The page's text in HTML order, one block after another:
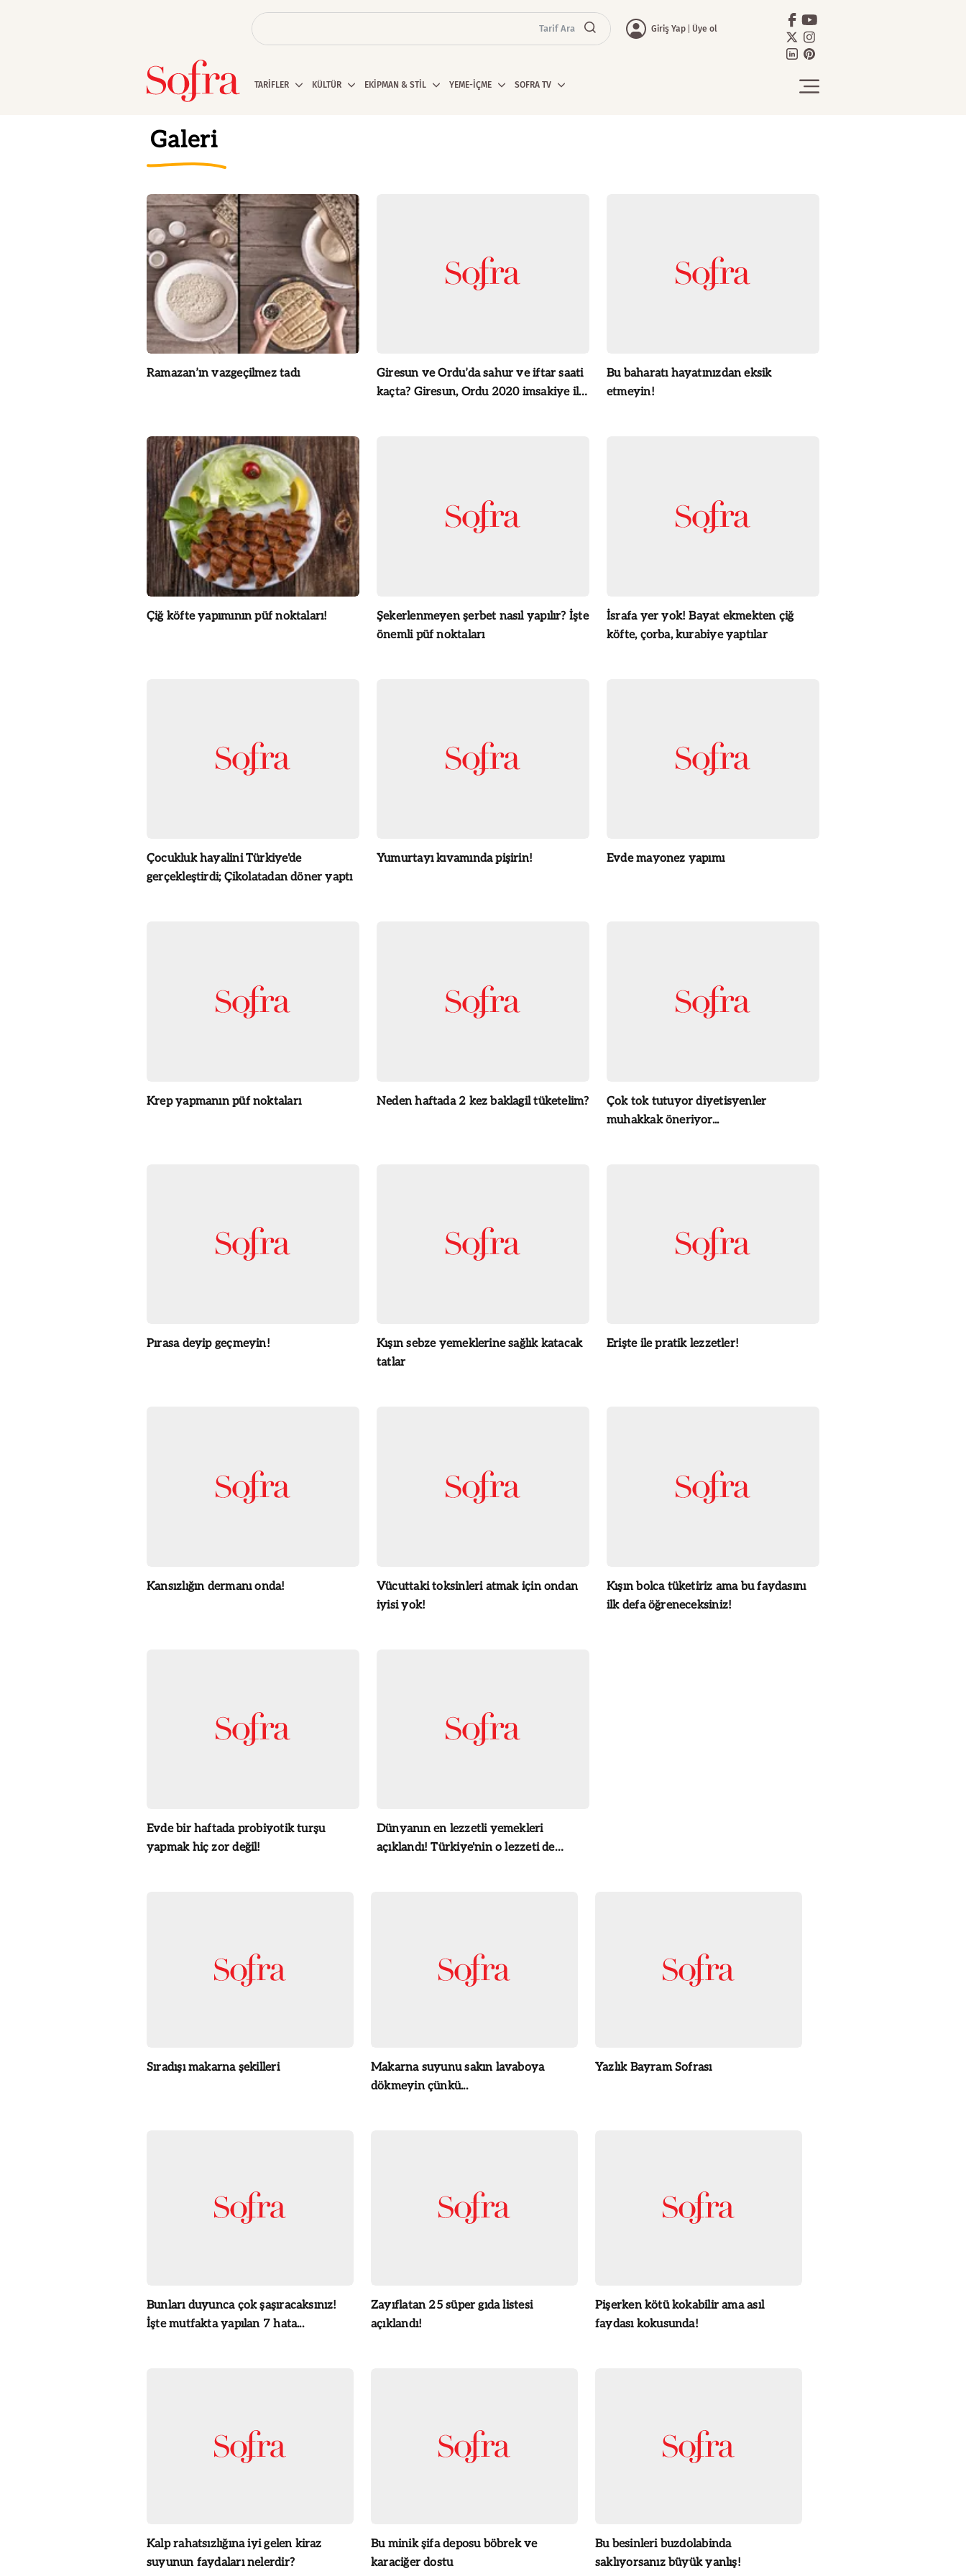
Tarif Ara Giriş Yap Üye ol
TARİFLER KÜLTÜR EKİPMAN & STİL YEME-İÇME SOFRA TV
Galeri
Ramazan’ın vazgeçilmez tadı
Giresun ve Ordu’da sahur ve iftar saati
kaçta? Giresun, Ordu 2020 imsakiye ile
Bu baharatı hayatınızdan eksik
etmeyin!
Çiğ köfte yapımının püf noktaları!
Şekerlenmeyen şerbet nasıl yapılır? İşte
önemli püf noktaları
İsrafa yer yok! Bayat ekmekten çiğ
köfte, çorba, kurabiye yaptılar
Çocukluk hayalini Türkiye'de
gerçekleştirdi; Çikolatadan döner yaptı
Yumurtayı kıvamında pişirin! Evde mayonez yapımı
Krep yapmanın püf noktaları Neden haftada 2 kez baklagil tüketelim?
Çok tok tutuyor diyetisyenler
muhakkak öneriyor...
Pırasa deyip geçmeyin!
Kışın sebze yemeklerine sağlık katacak
tatlar
Erişte ile pratik lezzetler!
Kansızlığın dermanı onda!
Vücuttaki toksinleri atmak için ondan
iyisi yok!
Kışın bolca tüketiriz ama bu faydasını
ilk defa öğreneceksiniz!
Evde bir haftada probiyotik turşu
yapmak hiç zor değil!
Dünyanın en lezzetli yemekleri
açıklandı! Türkiye'nin o lezzeti de
Sıradışı makarna şekilleri
Makarna suyunu sakın lavaboya
dökmeyin çünkü...
Yazlık Bayram Sofrası
Bunları duyunca çok şaşıracaksınız!
İşte mutfakta yapılan 7 hata...
Zayıflatan 25 süper gıda listesi
açıklandı!
Pişerken kötü kokabilir ama asıl
faydası kokusunda!
Kalp rahatsızlığına iyi gelen kiraz
suyunun faydaları nelerdir?
Bu minik şifa deposu böbrek ve
karaciğer dostu
Bu besinleri buzdolabinda
saklıyorsanız büyük yanlış!